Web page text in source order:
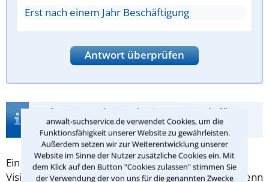
anwalt-suchservice.de verwendet Cookies, um die
Funktionsfähigkeit unserer Website zu gewährleisten.
Außerdem setzen wir zur Weiterentwicklung unserer
Website im Sinne der Nutzer zusätzliche Cookies ein. Mit
dem Klick auf den Button "Cookies zulassen" stimmen Sie
der Verwendung der von uns für die genannten Zwecke
Erst nach einem Jahr Beschäftigung
Antwort überprüfen
Infos zur Suche nach einem Anwalt für
Arbeitszeugnis in Neckargemünd
Ein Arbeitszeugniskann die entscheidende
Visitenkarte für ein neues Arbeitsverhältnis sein - wenn